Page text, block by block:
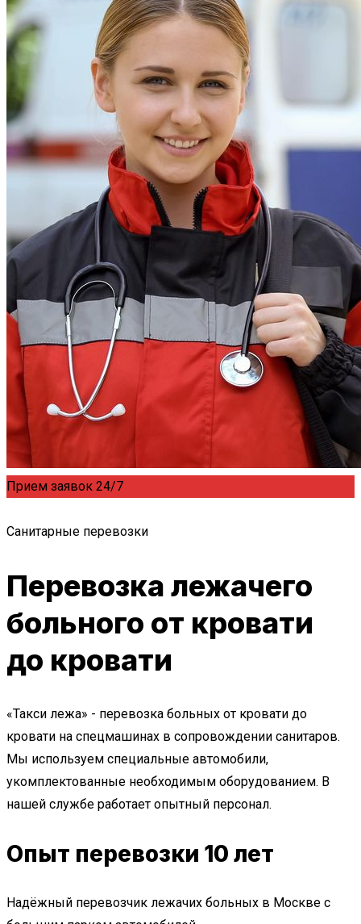
Прием заявок 24/7
Санитарные перевозки
Перевозка лежачего
больного от кровати
до кровати
«Такси лежа» - перевозка больных от кровати до
кровати на спецмашинах в сопровождении санитаров.
Мы используем специальные автомобили,
укомплектованные необходимым оборудованием. В
нашей службе работает опытный персонал.
Опыт перевозки 10 лет
Надёжный перевозчик лежачих больных в Москве с